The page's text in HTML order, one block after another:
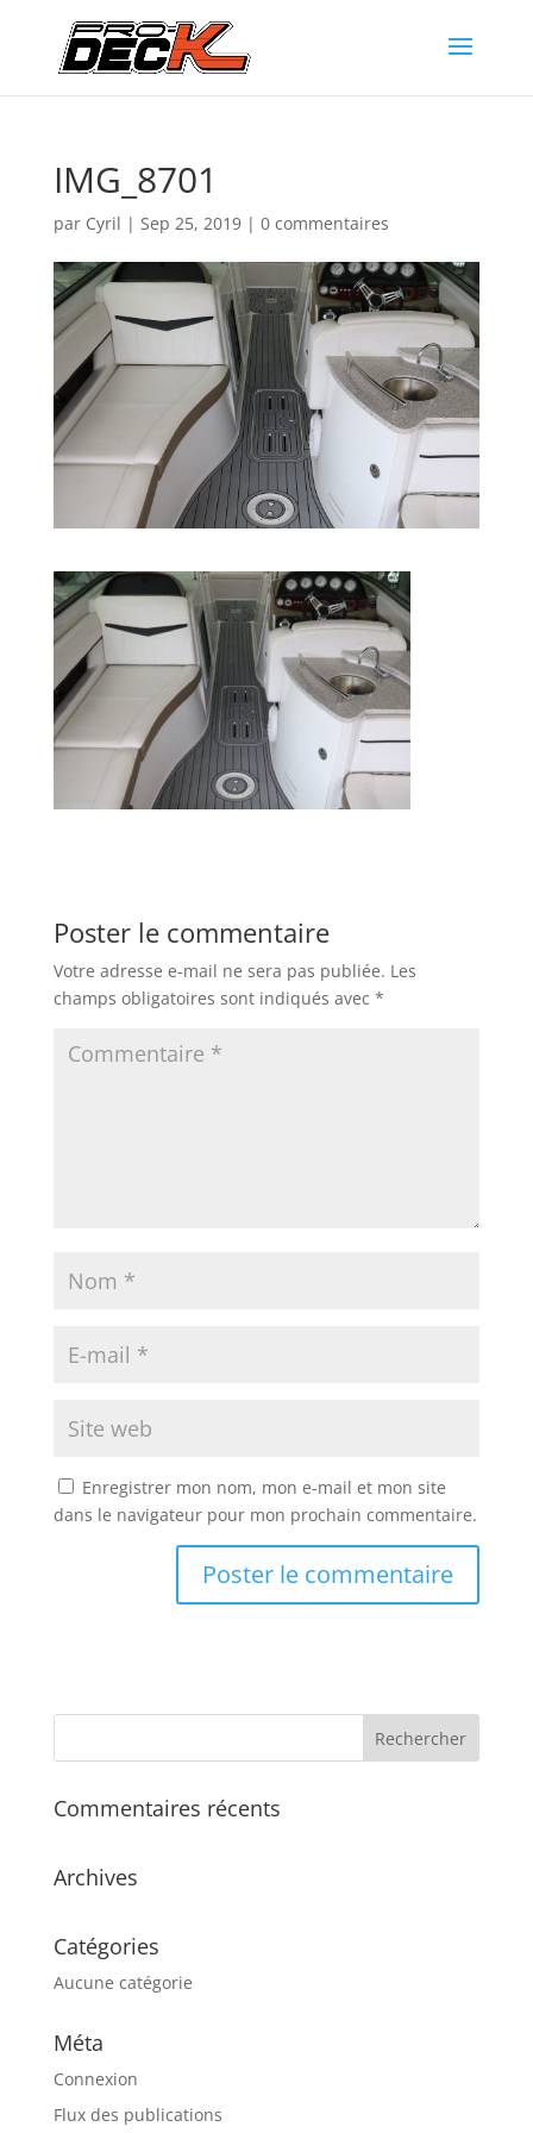
IMG_8701
par Cyril | Sep 25, 2019| 0 commentaires
Poster le commentaire
Votre adresse e-mail ne sera pas publiée. Les
champs obligatoires sont indiqués avec *
Enregistrer mon nom, mon e-mail et mon site
dans le navigateur pour mon prochain commentaire.
Commentaires récents
Archives
Catégories
Aucune catégorie
Méta
Connexion
Flux des publications